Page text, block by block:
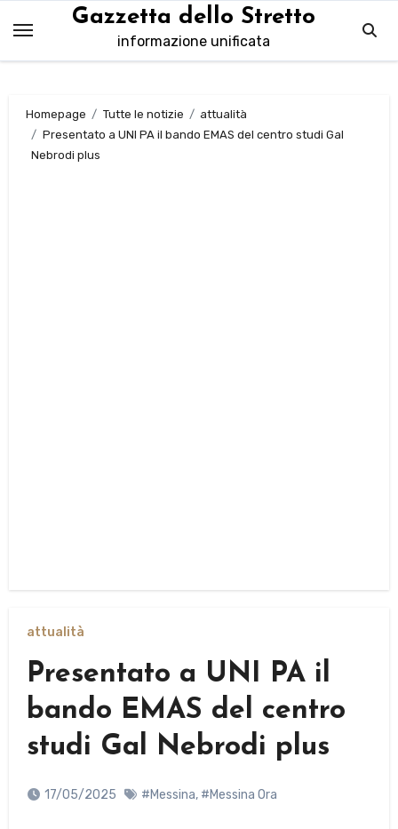
contenuto
Gazzetta dello Stretto
informazione unificata
Homepage Tutte le notizie
attualità
Presentato a UNI PA il bando EMAS del centro studi Gal
Nebrodi plus
attualità
Presentato a UNI PA il
bando EMAS del centro
studi Gal Nebrodi plus
17/05/2025 #Messina, #Messina Ora